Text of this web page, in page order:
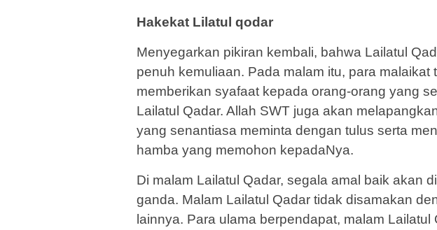
Hakekat Lilatul qodar
Menyegarkan pikiran kembali, bahwa Lailatul
penuh kemuliaan. Pada malam itu, para malaikat
memberikan syafaat kepada orang-orang yang
Lailatul Qadar. Allah SWT juga akan
yang senantiasa meminta dengan tulus serta
hamba yang memohon kepadaNya.
Di malam Lailatul Qadar, segala amal baik akan
ganda. Malam Lailatul Qadar tidak disamakan
lainnya. Para ulama berpendapat, malam Lailatul